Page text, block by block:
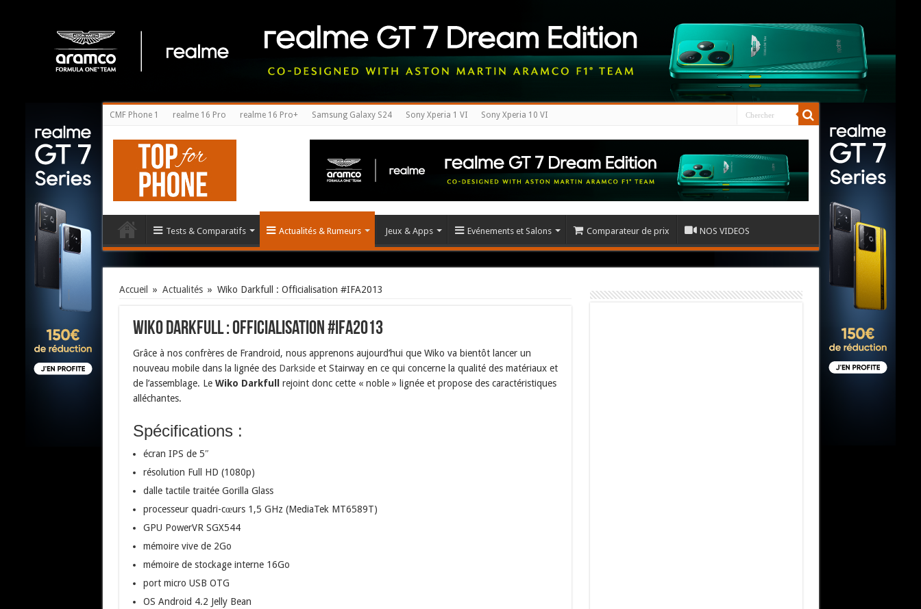
CMF Phone 1 realme 16 Pro realme 16 Pro+ Samsung Galaxy S24 Sony Xperia 1 VI Sony Xperia 10 VI
Tests & Comparatifs Actualités & Rumeurs Jeux & Apps Evénements et Salons Comparateur de prix NOS VIDEOS
Accueil » Actualités » Wiko Darkfull : Officialisation #IFA2013
Wiko Darkfull : Officialisation #IFA2013
Grâce à nos confrères de Frandroid, nous apprenons aujourd’hui que Wiko va bientôt lancer un
nouveau mobile dans la lignée des Darksideet Stairway en ce qui concerne la qualité des matériaux et
de l’assemblage. Le Wiko Darkfull
rejoint donc cette « noble » lignée et propose des caractéristiques
alléchantes.
Spécifications :
écran IPS de 5″
résolution Full HD (1080p)
dalle tactile traitée Gorilla Glass
processeur quadri-cœurs 1,5 GHz (MediaTek MT6589T)
GPU PowerVR SGX544
mémoire vive de 2Go
mémoire de stockage interne 16Go
port micro USB OTG
OS Android 4.2 Jelly Bean